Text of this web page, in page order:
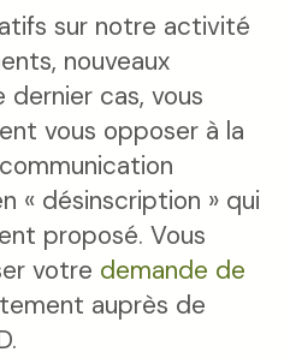
sur notre activité
nouveaux
cas, vous
vous opposer à la
« désinscription » qui
proposé. Vous
votre demande de
auprès de